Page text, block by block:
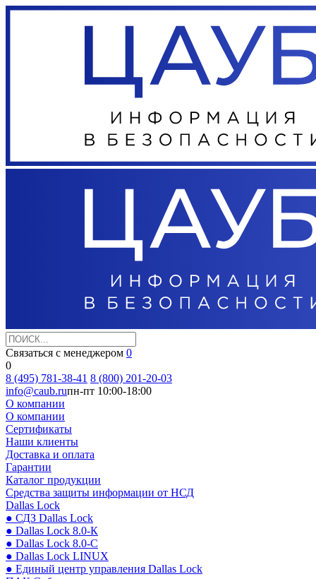
Связаться с менеджером 0
0
8 (495) 781-38-41 8 (800) 201-20-03
info@caub.ruпн-пт 10:00-18:00
О компании
О компании
Сертификаты
Наши клиенты
Доставка и оплата
Гарантии
Каталог продукции
Средства защиты информации от НСД
Dallas Lock
● СДЗ Dallas Lock
● Dallas Lock 8.0-К
● Dallas Lock 8.0-С
● Dallas Lock LINUX
● Единый центр управления Dallas Lock